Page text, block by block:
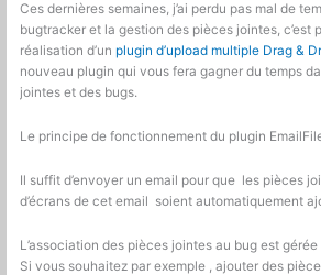
Ces dernières semaines, j’ai perdu pas mal de
bugtracker et la gestion des pièces jointes, c’est
réalisation d’un plugin d’upload multiple Drag &
nouveau plugin qui vous fera gagner du temps
jointes et des bugs.
Le principe de fonctionnement du plugin
Il suffit d’envoyer un email pour que les pièces
d’écrans de cet email soient automatiquement
L’association des pièces jointes au bug est
Si vous souhaitez par exemple , ajouter des